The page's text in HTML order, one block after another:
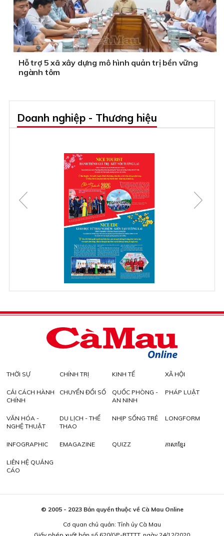
Hỗ trợ 5 xã xây dựng mô hình quản trị bền vững
ngành tôm
Doanh nghiệp - Thương hiệu
THỜI SỰ CHÍNH TRỊ KINH TẾ XÃ HỘI
CẢI CÁCH HÀNH
CHÍNH
CHUYỂN ĐỔI SỐ
QUỐC PHÒNG -
AN NINH
PHÁP LUẬT
VĂN HÓA -
NGHỆ THUẬT
DU LỊCH - THỂ
THAO
NHỊP SỐNG TRẺ LONGFORM
INFOGRAPHIC EMAGAZINE QUIZZ ភាសាខ្មែរ
LIÊN HỆ QUẢNG
CÁO
© 2005 - 2023 Bản quyền thuộc về Cà Mau Online
Cơ quan chủ quản: Tỉnh ủy Cà Mau